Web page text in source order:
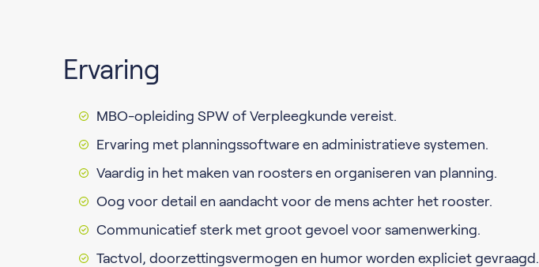
Ervaring
MBO-opleiding SPW of Verpleegkunde vereist.
Ervaring met planningssoftware en administratieve systemen.
Vaardig in het maken van roosters en organiseren van planning.
Oog voor detail en aandacht voor de mens achter het rooster.
Communicatief sterk met groot gevoel voor samenwerking.
Tactvol, doorzettingsvermogen en humor worden expliciet gevraagd.